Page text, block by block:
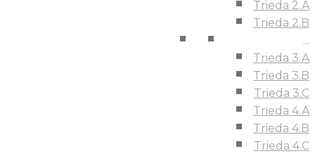
Trieda 2.A
Trieda 2.B
...
Trieda 3.A
Trieda 3.B
Trieda 3.C
Trieda 4.A
Trieda 4.B
Trieda 4.C